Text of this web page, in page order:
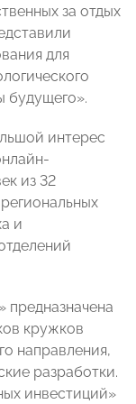
за отдых
для
будущего».
интерес
из 32
и
предназначена
кружков
направления,
разработки.
инвестиций»